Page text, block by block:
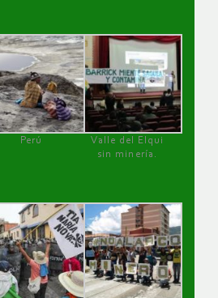
Perú
Valle del Elqui
sin minería.